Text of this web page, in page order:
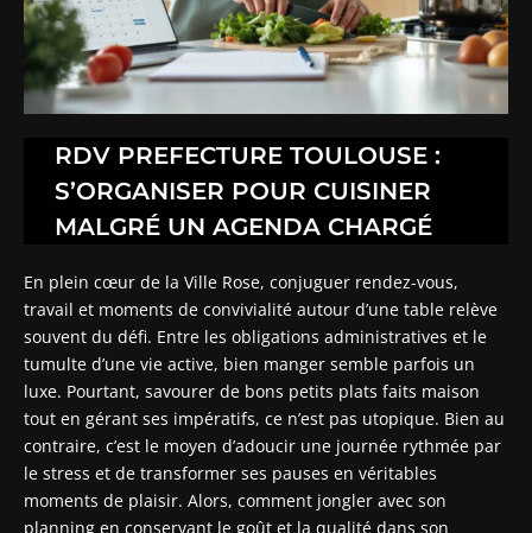
RDV PREFECTURE TOULOUSE :
S’ORGANISER POUR CUISINER
MALGRÉ UN AGENDA CHARGÉ
En plein cœur de la Ville Rose, conjuguer rendez-vous,
travail et moments de convivialité autour d’une table relève
souvent du défi. Entre les obligations administratives et le
tumulte d’une vie active, bien manger semble parfois un
luxe. Pourtant, savourer de bons petits plats faits maison
tout en gérant ses impératifs, ce n’est pas utopique. Bien au
contraire, c’est le moyen d’adoucir une journée rythmée par
le stress et de transformer ses pauses en véritables
moments de plaisir. Alors, comment jongler avec son
planning en conservant le goût et la qualité dans son